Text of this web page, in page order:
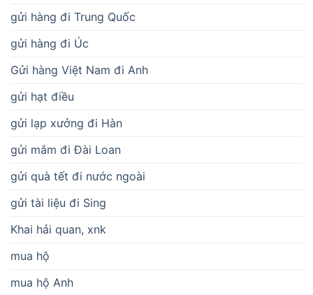
gửi hàng đi Trung Quốc
gửi hàng đi Úc
Gửi hàng Việt Nam đi Anh
gửi hạt điều
gửi lạp xưởng đi Hàn
gửi mắm đi Đài Loan
gửi quà tết đi nước ngoài
gửi tài liệu đi Sing
Khai hải quan, xnk
mua hộ
mua hộ Anh